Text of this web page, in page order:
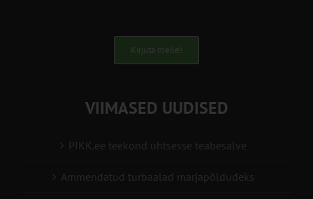
Kirjuta meile!
VIIMASED UUDISED
PIKK.ee teekond ühtsesse teabesalve
Ammendatud turbaalad marjapõldudeks